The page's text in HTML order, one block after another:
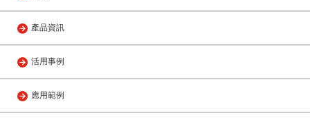
產品資訊
活用事例
應用範例